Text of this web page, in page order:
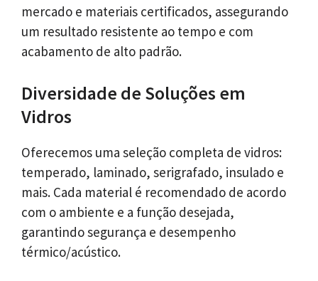
mercado e materiais certificados, assegurando
um resultado resistente ao tempo e com
acabamento de alto padrão.
Diversidade de Soluções em
Vidros
Oferecemos uma seleção completa de vidros:
temperado, laminado, serigrafado, insulado e
mais. Cada material é recomendado de acordo
com o ambiente e a função desejada,
garantindo segurança e desempenho
térmico/acústico.